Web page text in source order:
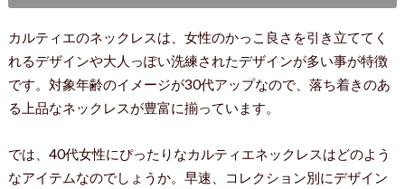
カルティエのネックレスは、女性のかっこ良さを引き立ててく
れるデザインや大人っぽい洗練されたデザインが多い事が特徴
です。対象年齢のイメージが30代アップなので、落ち着きのあ
る上品なネックレスが豊富に揃っています。
では、40代女性にぴったりなカルティエネックレスはどのよう
なアイテムなのでしょうか。早速、コレクション別にデザイン